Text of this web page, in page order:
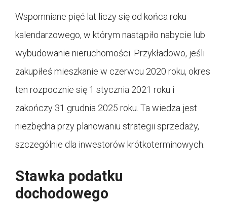
Wspomniane pięć lat liczy się od końca roku
kalendarzowego, w którym nastąpiło nabycie lub
wybudowanie nieruchomości. Przykładowo, jeśli
zakupiłeś mieszkanie w czerwcu 2020 roku, okres
ten rozpocznie się 1 stycznia 2021 roku i
zakończy 31 grudnia 2025 roku. Ta wiedza jest
niezbędna przy planowaniu strategii sprzedaży,
szczególnie dla inwestorów krótkoterminowych.
Stawka podatku
dochodowego